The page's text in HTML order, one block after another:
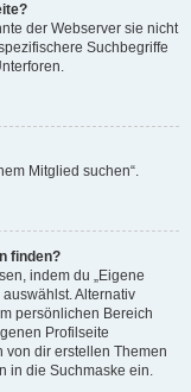
der Webserver sie nicht
Suchbegriffe
Mitglied suchen“.
finden?
indem du „Eigene
Alternativ
persönlichen Bereich
Profilseite
von dir erstellen Themen
in die Suchmaske ein.